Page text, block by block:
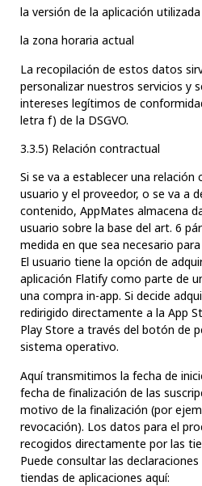
la versión de la aplicación
la zona horaria actual
La recopilación de estos datos
personalizar nuestros servicios y
intereses legítimos de
letra f) de la DSGVO.
3.3.5) Relación contractual
Si se va a establecer una
usuario y el proveedor, o se va a
contenido, AppMates almacena
usuario sobre la base del art. 6
medida en que sea necesario
El usuario tiene la opción de
aplicación Flatify como parte de
una compra in-app. Si decide
redirigido directamente a la App
Play Store a través del botón de
sistema operativo.
Aquí transmitimos la fecha de
fecha de finalización de las
motivo de la finalización (por
revocación). Los datos para el
recogidos directamente por las
Puede consultar las
tiendas de aplicaciones aquí: